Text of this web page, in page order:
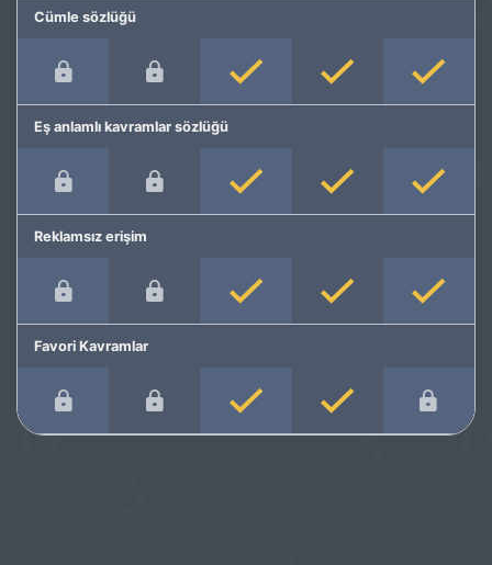
Cümle sözlüğü
Eş anlamlı kavramlar sözlüğü
Reklamsız erişim
Favori Kavramlar